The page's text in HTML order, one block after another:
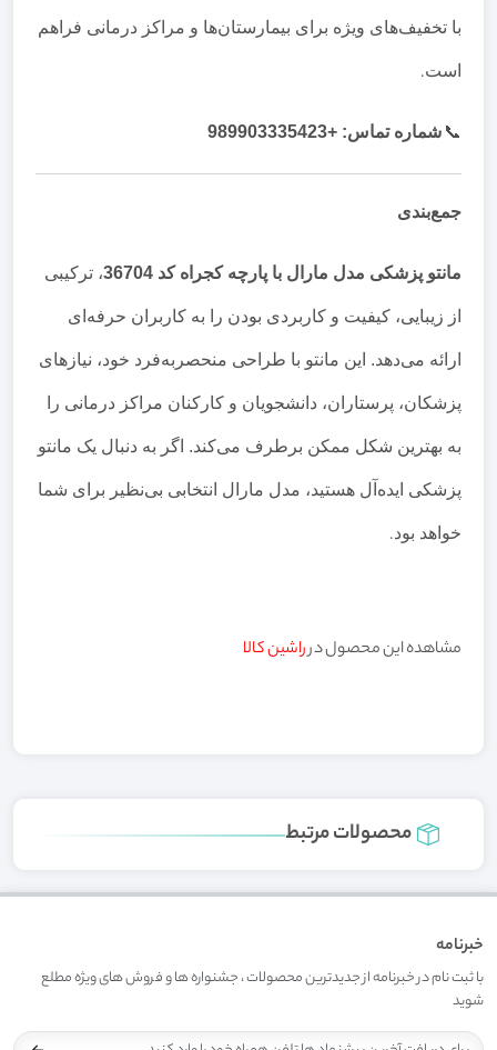
با تخفیف‌های ویژه برای بیمارستان‌ها و مراکز درمانی فراهم
است.
📞 شماره تماس: +989903335423
جمع‌بندی
مانتو پزشکی مدل مارال با پارچه کجراه کد 36704 ، ترکیبی
از زیبایی، کیفیت و کاربردی بودن را به کاربران حرفه‌ای
ارائه می‌دهد. این مانتو با طراحی منحصربه‌فرد خود، نیازهای
پزشکان، پرستاران، دانشجویان و کارکنان مراکز درمانی را
به بهترین شکل ممکن برطرف می‌کند. اگر به دنبال یک مانتو
پزشکی ایده‌آل هستید، مدل مارال انتخابی بی‌نظیر برای شما
خواهد بود.
مشاهده این محصول درراشین کالا
محصولات مرتبط
خبرنامه
با ثبت نام در خبرنامه از جدیدترین محصولات ، جشنواره ها و فروش های ویژه مطلع
شوید